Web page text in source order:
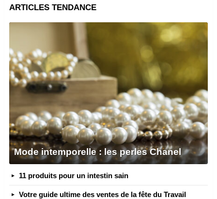
ARTICLES TENDANCE
Mode intemporelle : les perles Chanel
11 produits pour un intestin sain
Votre guide ultime des ventes de la fête du Travail